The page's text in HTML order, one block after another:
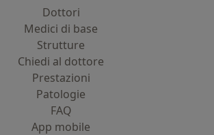
Dottori
Medici di base
Strutture
Chiedi al dottore
Prestazioni
Patologie
FAQ
App mobile